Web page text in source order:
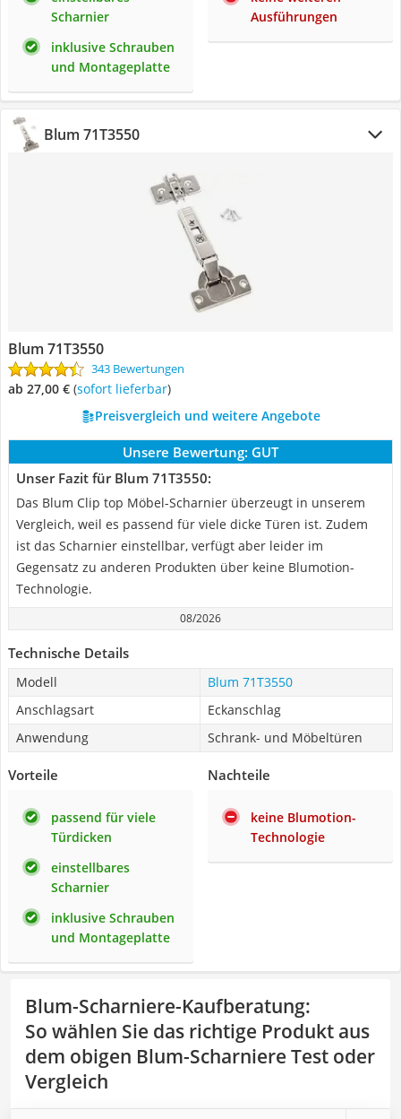
Scharnier
inklusive Schrauben
und Montageplatte
Ausführungen
Blum 71T3550
Blum 71T3550
343 Bewertungen
ab 27,00 € ( Sofort lieferbar)
Preisvergleich und weitere Angebote
Unsere Bewertung: GUT
Unser Fazit für Blum 71T3550:
Das Blum Clip top Möbel-Scharnier überzeugt in unserem
Vergleich, weil es passend für viele dicke Türen ist. Zudem
ist das Scharnier einstellbar, verfügt aber leider im
Gegensatz zu anderen Produkten über keine Blumotion-
Technologie.
08/2026
Technische Details
Modell
Blum 71T3550
Anschlagsart
Eckanschlag
Anwendung
Schrank- und Möbeltüren
Vorteile
passend für viele
Türdicken
einstellbares
Scharnier
inklusive Schrauben
und Montageplatte
Nachteile
keine Blumotion-
Technologie
Blum-Scharniere-Kaufberatung:
So wählen Sie das richtige Produkt aus
dem obigen Blum-Scharniere Test oder
Vergleich